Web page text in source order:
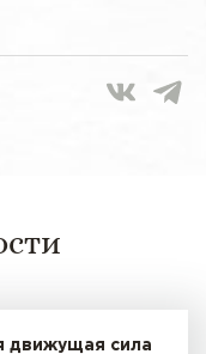
движущая сила